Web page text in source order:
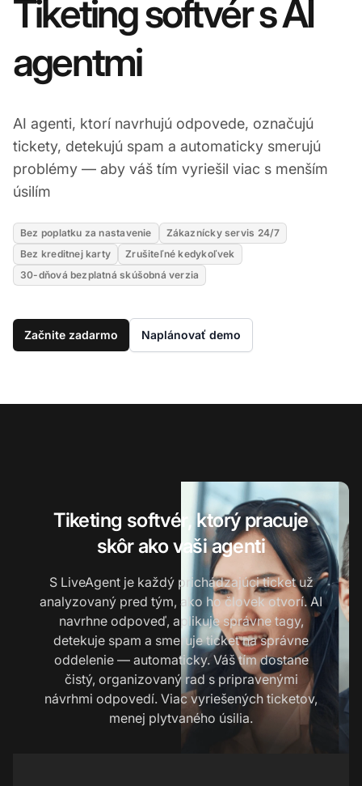
Tiketing softvér s AI
agentmi
AI agenti, ktorí navrhujú odpovede, označujú
tickety, detekujú spam a automaticky smerujú
problémy — aby váš tím vyriešil viac s menším
úsilím
Bez poplatku za nastavenie
Zákaznícky servis 24/7
Bez kreditnej karty
Zrušiteľné kedykoľvek
30-dňová bezplatná skúšobná verzia
Začnite zadarmo Naplánovať demo
Tiketing softvér, ktorý pracuje
skôr ako vaši agenti
S LiveAgent je každý prichádzajúci ticket už
analyzovaný pred tým, ako ho človek otvorí. AI
navrhne odpoveď, aplikuje správne tagy,
detekuje spam a smeruje ticket na správne
oddelenie — automaticky. Váš tím dostane
čistý, organizovaný rad s pripravenými
návrhmi odpovedí. Viac vyriešených ticketov,
menej plytvaného úsilia.